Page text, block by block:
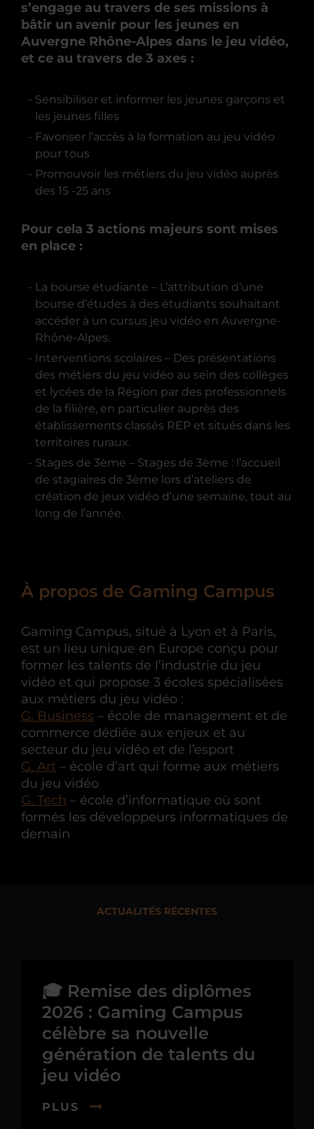
s’engage au travers de ses missions à
bâtir un avenir pour les jeunes en
Auvergne Rhône-Alpes dans le jeu vidéo,
et ce au travers de 3 axes :
Sensibiliser et informer les jeunes garçons et
les jeunes filles
Favoriser l’accès à la formation au jeu vidéo
pour tous
Promouvoir les métiers du jeu vidéo auprès
des 15 -25 ans
Pour cela 3 actions majeurs sont mises
en place :
La bourse étudiante – L’attribution d’une
bourse d’études à des étudiants souhaitant
accéder à un cursus jeu vidéo en Auvergne-
Rhône-Alpes.
Interventions scolaires – Des présentations
des métiers du jeu vidéo au sein des collèges
et lycées de la Région par des professionnels
de la filière, en particulier auprès des
établissements classés REP et situés dans les
territoires ruraux.
Stages de 3ème – Stages de 3ème : l’accueil
de stagiaires de 3ème lors d’ateliers de
création de jeux vidéo d’une semaine, tout au
long de l’année.
À propos de Gaming Campus
Gaming Campus, situé à Lyon et à Paris,
est un lieu unique en Europe conçu pour
former les talents de l’industrie du jeu
vidéo et qui propose 3 écoles spécialisées
aux métiers du jeu vidéo :
G. Business – école de management et de
commerce dédiée aux enjeux et au
secteur du jeu vidéo et de l’esport
G. Art – école d’art qui forme aux métiers
du jeu vidéo
G. Tech – école d’informatique où sont
formés les développeurs informatiques de
demain
ACTUALITÉS RÉCENTES
🎓 Remise des diplômes
2026 : Gaming Campus
célèbre sa nouvelle
génération de talents du
jeu vidéo
PLUS